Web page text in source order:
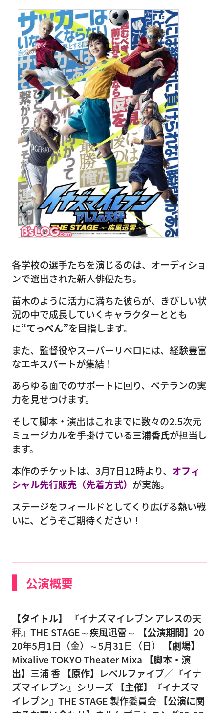
各学校の選手たちを演じるのは、オーディショ
ンで選出された新人俳優たち。
苗木のように活力に満ちた彼らが、きびしい状
況の中で成長していくキャラクターととも
に“てっぺん”を目指します。
また、監督役やスーパーリベロには、経験豊富
なエキスパートが集結！
あらゆる面でのサポートに回り、ベテランの実
力を見せつけます。
そして脚本・演出はこれまでに数々の2.5次元
ミュージカルを手掛けている三浦香氏が担当し
ます。
本作のチケットは、3月7日12時より、 オフィ
シャル先行販売（先着方式） が実施。
ステージをフィールドとしてくり広げる熱い戦
いに、どうぞご期待ください！
公演概要
【タイトル】
『イナズマイレブン アレスの天
秤』THE STAGE～疾風迅雷～
【公演期間】 20
20年5月1日（金）～5月31日（日）
【劇場】
Mixalive TOKYO Theater Mixa
【脚本・演
出】 三浦 香 【原作】 レベルファイブ／『イナ
ズマイレブン』シリーズ 【主催】
『イナズマ
イレブン』THE STAGE 製作委員会 【公演に関